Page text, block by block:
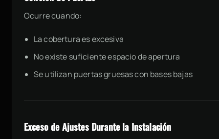
Ocurre cuando:
La cobertura es excesiva
No existe suficiente espacio de apertura
Se utilizan puertas gruesas con bases bajas
Exceso de Ajustes Durante la Instalación